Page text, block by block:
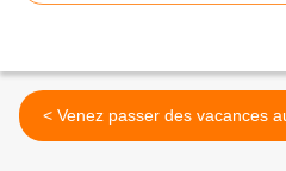
< Venez passer des vacances